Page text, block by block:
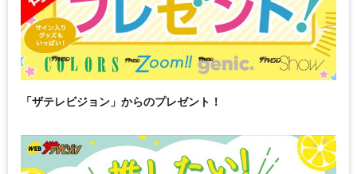
「ザテレビジョン」からのプレゼント！